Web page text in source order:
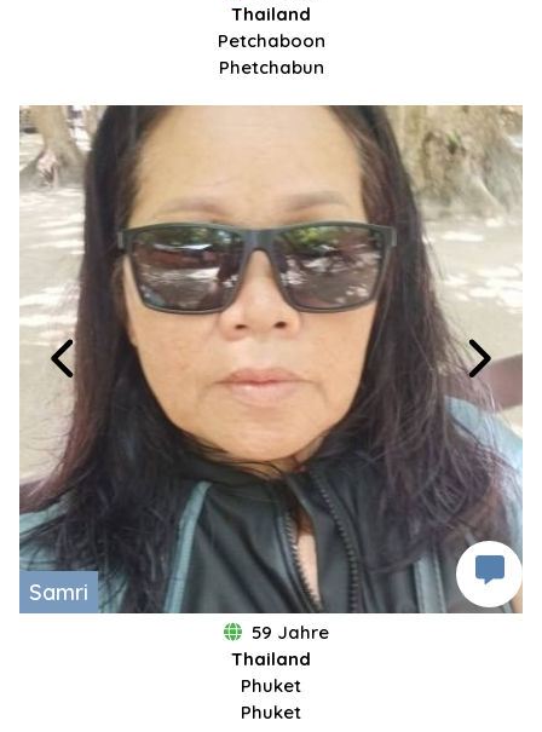
Thailand
Petchaboon
Phetchabun
Samri
59 Jahre
Thailand
Phuket
Phuket